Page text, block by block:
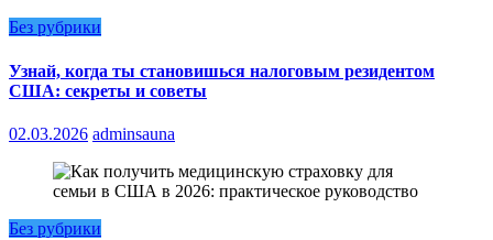
Без рубрики
Узнай, когда ты становишься налоговым резидентом
США: секреты и советы
02.03.2026 adminsauna
Без рубрики